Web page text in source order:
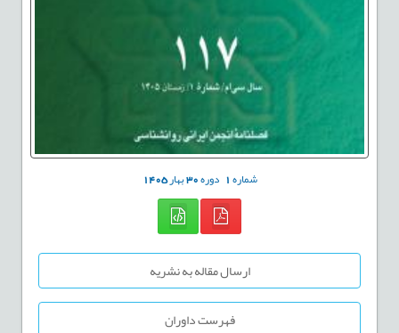
شماره1 دوره30بهار1405
ارسال مقاله به نشریه
فهرست داوران